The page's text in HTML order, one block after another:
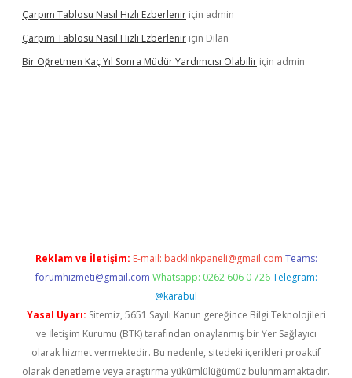
Çarpım Tablosu Nasıl Hızlı Ezberlenir için admin
Çarpım Tablosu Nasıl Hızlı Ezberlenir için Dilan
Bir Öğretmen Kaç Yıl Sonra Müdür Yardımcısı Olabilir için admin
Reklam ve İletişim: E-mail: backlinkpaneli@gmail.com Teams:
forumhizmeti@gmail.com Whatsapp: 0262 606 0 726 Telegram:
@karabul
Yasal Uyarı: Sitemiz, 5651 Sayılı Kanun gereğince Bilgi Teknolojileri
ve İletişim Kurumu (BTK) tarafından onaylanmış bir Yer Sağlayıcı
olarak hizmet vermektedir. Bu nedenle, sitedeki içerikleri proaktif
olarak denetleme veya araştırma yükümlülüğümüz bulunmamaktadır.